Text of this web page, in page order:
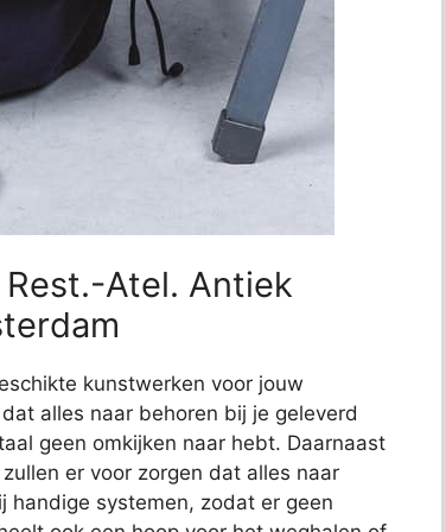
Atel. Antiek
kunstwerken voor jouw
alles naar behoren bij je geleverd
geen omkijken naar hebt. Daarnaast
er voor zorgen dat alles naar
handige systemen, zodat er geen